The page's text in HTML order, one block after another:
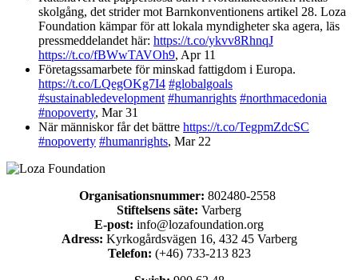
skolgång, det strider mot Barnkonventionens artikel 28. Loza
Foundation kämpar för att lokala myndigheter ska agera, läs
pressmeddelandet här: https://t.co/ykvv8RhnqJ
https://t.co/fBWwTAVOh9, Apr 11
Företagssamarbete för minskad fattigdom i Europa.
https://t.co/LQegOKg7I4 #globalgoals
#sustainabledevelopment #humanrights #northmacedonia
#nopoverty, Mar 31
När människor får det bättre https://t.co/TegpmZdcSC
#nopoverty #humanrights, Mar 22
Organisationsnummer: 802480-2558
Stiftelsens säte: Varberg
E-post: info@lozafoundation.org
Adress: Kyrkogårdsvägen 16, 432 45 Varberg
Telefon: (+46) 733-213 823